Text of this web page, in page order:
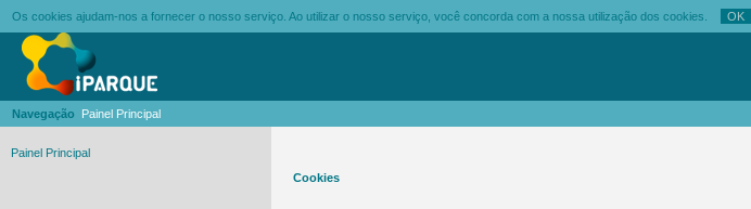
Os cookies ajudam-nos a fornecer o nosso serviço. Ao utilizar o nosso serviço, você concorda com a nossa utilização dos cookies.
Navegação Painel Principal
Painel Principal
Cookies